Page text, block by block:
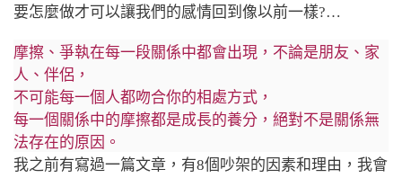
要怎麼做才可以讓我們的感情回到像以前一樣?…
摩擦、爭執在每一段關係中都會出現，不論是朋友、家
人、伴侶，
不可能每一個人都吻合你的相處方式，
每一個關係中的摩擦都是成長的養分，絕對不是關係無
法存在的原因。
我之前有寫過一篇文章，有8個吵架的因素和理由，我會